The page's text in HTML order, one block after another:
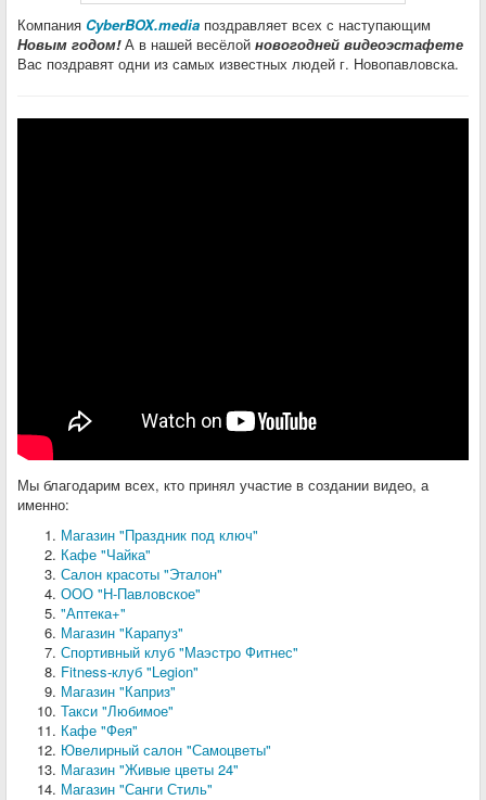
Компания CyberBOX.media поздравляет всех с наступающим
Новым годом!А в нашей весёлой новогодней видеоэстафете
Вас поздравят одни из самых известных людей г. Новопавловска.
Мы благодарим всех, кто принял участие в создании видео, а
именно:
Магазин "Праздник под ключ"
Кафе "Чайка"
Салон красоты "Эталон"
ООО "Н-Павловское"
"Аптека+"
Магазин "Карапуз"
Спортивный клуб "Маэстро Фитнес"
Fitness-клуб "Legion"
Магазин "Каприз"
Такси "Любимое"
Кафе "Фея"
Ювелирный салон "Самоцветы"
Магазин "Живые цветы 24"
Магазин "Санги Стиль"